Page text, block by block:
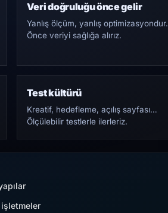
Veri doğruluğu önce gelir
Yanlış ölçüm, yanlış optimizasyondur.
Önce veriyi sağlığa alırız.
Test kültürü
Kreatif, hedefleme, açılış sayfası…
Ölçülebilir testlerle ilerleriz.
işletmeler